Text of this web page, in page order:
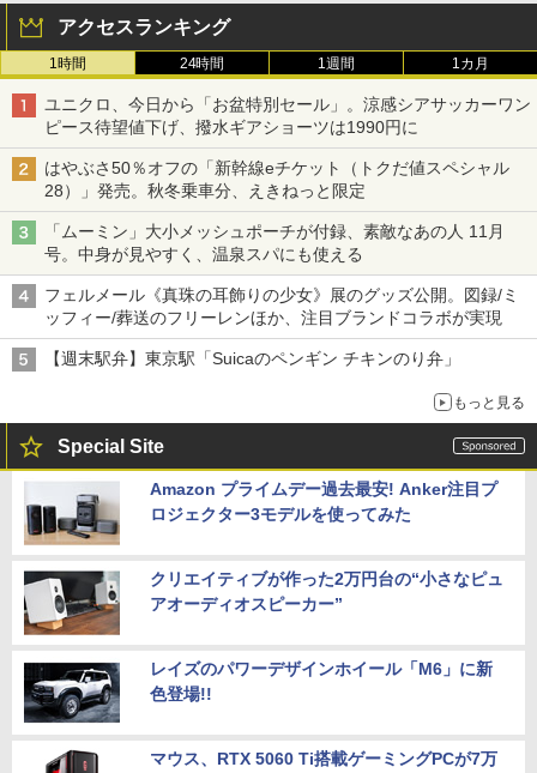
アクセスランキング
1時間 24時間 1週間 1カ月
ユニクロ、今日から「お盆特別セール」。涼感シアサッカーワン
ピース待望値下げ、撥水ギアショーツは1990円に
はやぶさ50％オフの「新幹線eチケット（トクだ値スペシャル
28）」発売。秋冬乗車分、えきねっと限定
「ムーミン」大小メッシュポーチが付録、素敵なあの人 11月
号。中身が見やすく、温泉スパにも使える
フェルメール《真珠の耳飾りの少女》展のグッズ公開。図録/ミ
ッフィー/葬送のフリーレンほか、注目ブランドコラボが実現
【週末駅弁】東京駅「Suicaのペンギン チキンのり弁」
もっと見る
Special Site
Amazon プライムデー過去最安! Anker注目プ
ロジェクター3モデルを使ってみた
クリエイティブが作った2万円台の“小さなピュ
アオーディオスピーカー”
レイズのパワーデザインホイール「M6」に新
色登場!!
マウス、RTX 5060 Ti搭載ゲーミングPCが7万